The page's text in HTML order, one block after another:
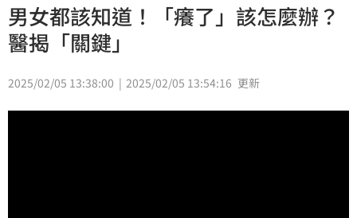
男女都該知道！「癢了」該怎麼辦？
醫揭「關鍵」
2025/02/05 13:38:00 2025/02/05 13:54:16 更新